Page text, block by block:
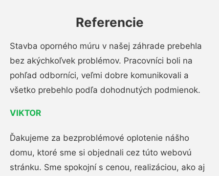
Referencie
Stavba oporného múru v našej záhrade prebehla
bez akýchkoľvek problémov. Pracovníci boli na
pohľad odborníci, veľmi dobre komunikovali a
všetko prebehlo podľa dohodnutých podmienok.
VIKTOR
Ďakujeme za bezproblémové oplotenie nášho
domu, ktoré sme si objednali cez túto webovú
stránku. Sme spokojní s cenou, realizáciou, ako aj